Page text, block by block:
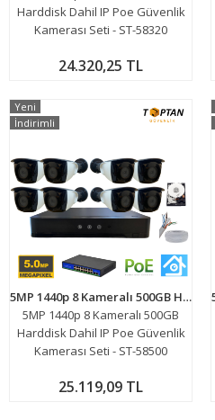
Harddisk Dahil IP Poe Güvenlik
Kamerası Seti - ST-58320
24.320,25 TL
5MP 1440p 8 Kameralı 500GB Harddisk Dahil IP Poe Güvenlik Kamerası Seti - ST-58500
5MP 1440p 8 Kameralı 500GB
Harddisk Dahil IP Poe Güvenlik
Kamerası Seti - ST-58500
25.119,09 TL
Yeni
İndirimli